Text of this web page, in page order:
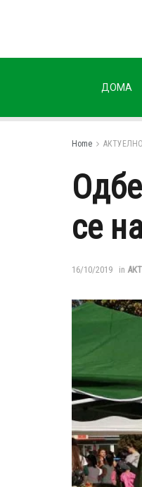
ДОМА
Home АКТУЕЛНО
се
16/10/2019 in